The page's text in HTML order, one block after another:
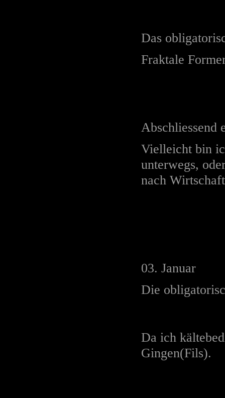
Das
Fraktale
Abschliessend
Vielleicht bin
unterwegs,
nach
03. Januar
Die
Da ich
Gingen(Fils).